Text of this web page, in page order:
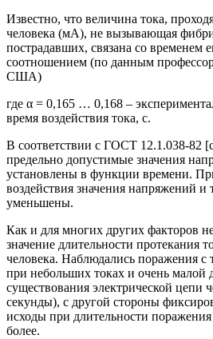
Известно, что величина тока,
человека (мА), не вызывающая
пострадавших, связана со временем
соотношением (по данным
США)
где α = 0,165 … 0,168 –
время воздействия тока, с.
В соответствии с ГОСТ 12.1.038-82
предельно допустимые значения
установлены в функции времени.
воздействия значения напряжений
уменьшены.
Как и для многих других факторов
значение длительности протекания
человека. Наблюдались поражения
при небольших токах и очень малой
существования электрической цепи
секунды), с другой стороны
исходы при длительности поражения
более.